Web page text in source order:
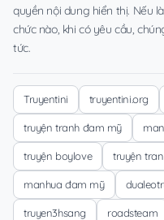
quyền nội dung hiển thị. Nếu
chức nào, khi có yêu cầu,
tức.
Truyentini truyentini.org
truyện tranh đam mỹ
truyện boylove truyện
manhua đam mỹ
truyen3hsang roadsteam